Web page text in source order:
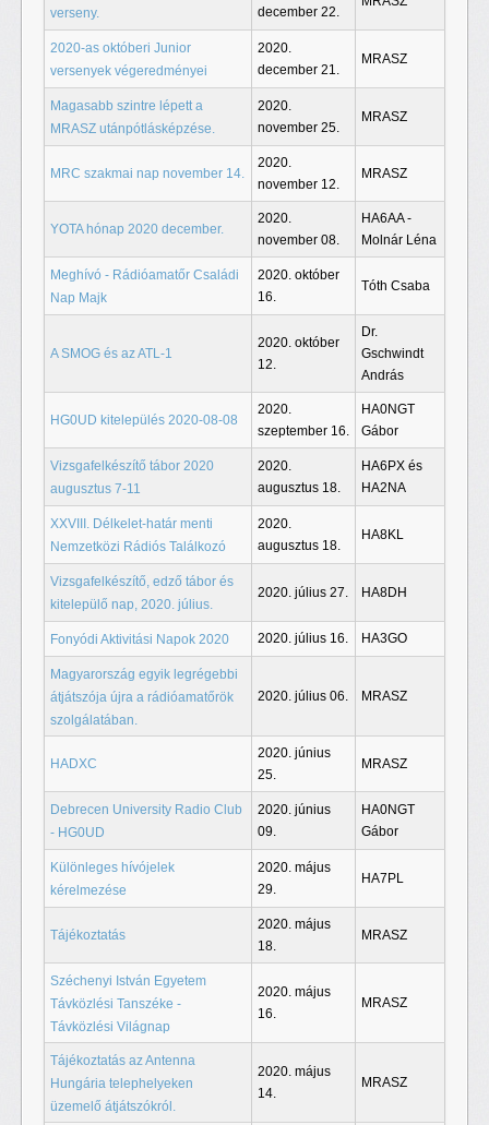
verseny. december 22.
2020-as októberi Junior
versenyek végeredményei
2020.
december 21.
MRASZ
Magasabb szintre lépett a
MRASZ utánpótlásképzése.
2020.
november 25.
MRASZ
MRC szakmai nap november 14.
2020.
november 12.
MRASZ
YOTA hónap 2020 december.
2020.
november 08.
HA6AA -
Molnár Léna
Meghívó - Rádióamatőr Családi
Nap Majk
2020. október
16.
Tóth Csaba
A SMOG és az ATL-1
2020. október
12.
Dr.
Gschwindt
András
HG0UD kitelepülés 2020-08-08
2020.
szeptember 16.
HA0NGT
Gábor
Vizsgafelkészítő tábor 2020
augusztus 7-11
2020.
augusztus 18.
HA6PX és
HA2NA
XXVIII. Délkelet-határ menti
Nemzetközi Rádiós Találkozó
2020.
augusztus 18.
HA8KL
Vizsgafelkészítő, edző tábor és
kitelepülő nap, 2020. július.
2020. július 27. HA8DH
Fonyódi Aktivitási Napok 2020 2020. július 16. HA3GO
Magyarország egyik legrégebbi
átjátszója újra a rádióamatőrök
szolgálatában.
2020. július 06. MRASZ
HADXC
2020. június
25.
MRASZ
Debrecen University Radio Club
- HG0UD
2020. június
09.
HA0NGT
Gábor
Különleges hívójelek
kérelmezése
2020. május
29.
HA7PL
Tájékoztatás
2020. május
18.
MRASZ
Széchenyi István Egyetem
Távközlési Tanszéke -
Távközlési Világnap
2020. május
16.
MRASZ
Tájékoztatás az Antenna
Hungária telephelyeken
üzemelő átjátszókról.
2020. május
14.
MRASZ